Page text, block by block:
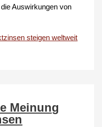
Auswirkungen von
steigen weltweit
Meinung